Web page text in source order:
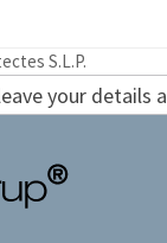
S.L.P.
your details